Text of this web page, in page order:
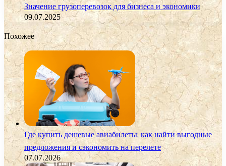
Значение грузоперевозок для бизнеса и экономики
09.07.2025
Похожее
Где купить дешевые авиабилеты: как найти выгодные
предложения и сэкономить на перелете
07.07.2026